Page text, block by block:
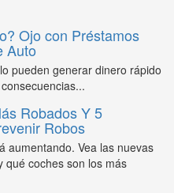
Ojo con Préstamos
Auto
pueden generar dinero rápido
Robados Y 5
Robos
aumentando. Vea las nuevas
qué coches son los más